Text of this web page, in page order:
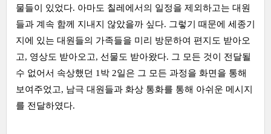
물들이 있었다. 아마도 칠레에서의 일정을 제외하고는 대원
들과 계속 함께 지내지 않았을까 싶다. 그렇기 때문에 세종기
지에 있는 대원들의 가족들을 미리 방문하여 편지도 받아오
고, 영상도 받아오고, 선물도 받아왔다. 그 모든 것이 전달될
수 없어서 속상했던 1박 2일은 그 모든 과정을 화면을 통해
보여주었고, 남극 대원들과 화상 통화를 통해 아쉬운 메시지
를 전달하였다.